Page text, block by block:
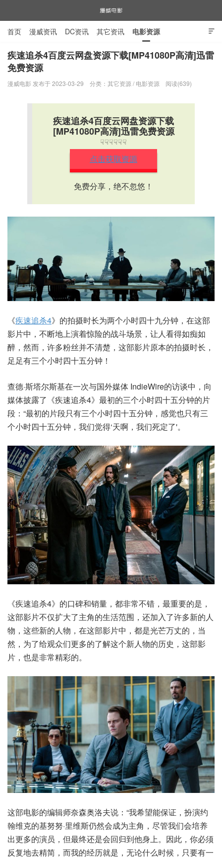
漫威电影

首页 漫威资讯 DC资讯 其它资讯 电影资源
电视剧资源 漫威图片
疾速追杀4百度云网盘资源下载[MP41080P高清]迅雷
免费资源
漫威电影 发布于 2023-03-29 分类： 其它资源 / 电影资源 阅读(639)
疾速追杀4百度云网盘资源下载
[MP41080P高清]迅雷免费资源
☟☟☟☟☟☟
点击获取资源
免费分享，绝不忽悠！
《疾速追杀4》的拍摄时长为两个小时四十九分钟，在这部
影片中，不断地上演着惊险的战斗场景，让人看得如痴如
醉，然而，许多粉丝并不清楚，这部影片原本的拍摄时长，
足足有三个小时四十五分钟！
查德·斯塔尔斯基在一次与国外媒体 IndieWire的访谈中，向
媒体披露了《疾速追杀4》最初的三个小时四十五分钟的片
段：“最初的片段只有三个小时四十五分钟，感觉也只有三
个小时四十五分钟，我们觉得‘天啊，我们死定了'。
《疾速追杀4》的口碑和销量，都非常不错，最重要的是，
这部影片不仅扩大了主角的生活范围，还加入了许多新的人
物，这些新的人物，在这部影片中，都是光芒万丈的，当
然，为了给观众们更多的了解这个新人物的历史，这部影
片，也是非常精彩的。
这部电影的编辑师奈森奥洛夫说：“我希望能保证，扮演约
翰维克的基努努·里维斯仍然会成为主角，尽管我们会培养
出更多的演员，但最终还是会回归到他身上。因此，你必须
反复地去精简，而我的经历就是，无论什么时候，只要有一